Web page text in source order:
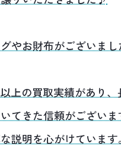
やお財布がございま
上の買取実績があり
てきた信頼がございま
説明を心がけています。